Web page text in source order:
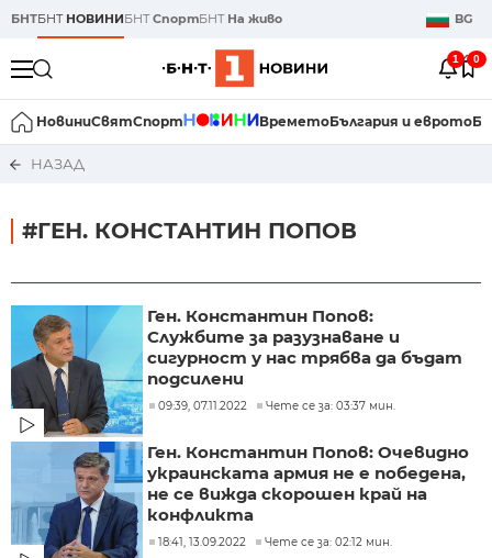
БНТБНТ НОВИНИБНТСпортБНТ На живо BG
1 0
НовиниСвятСпорт ВреметоБългария и еврото
НАЗАД
#ГЕН. КОНСТАНТИН ПОПОВ
Ген. Константин Попов:
Службите за разузнаване и
сигурност у нас трябва да бъдат
подсилени
09:39, 07.11.2022 Чете се за: 03:37 мин.
Ген. Константин Попов: Очевидно
украинската армия не е победена,
не се вижда скорошен край на
конфликта
18:41, 13.09.2022 Чете се за: 02:12 мин.